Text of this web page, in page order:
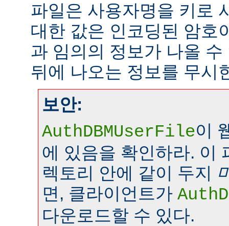
파일은 사용자명을 키로
대한 값은 인코딩된 암호
과 임의의 정보가 나올
뒤에 나오는 정보를 무시
보안:
AuthDBMUserFile이
에 있음을 확인하라. 이
렉토리 안에 같이 두지
면, 클라이언트가
다운로드할 수 있다.